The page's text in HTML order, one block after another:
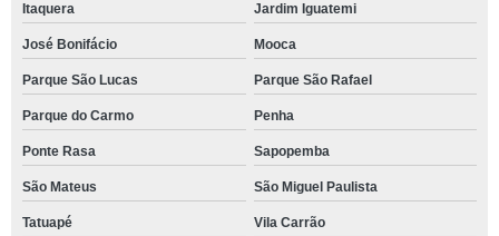
Itaquera Jardim Iguatemi
José Bonifácio Mooca
Parque São Lucas Parque São Rafael
Parque do Carmo Penha
Ponte Rasa Sapopemba
São Mateus São Miguel Paulista
Tatuapé Vila Carrão